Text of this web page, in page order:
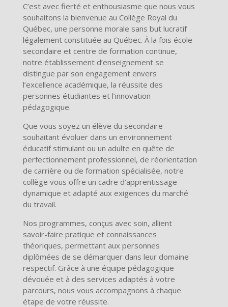
C’est avec fierté et enthousiasme que nous vous
souhaitons la bienvenue au Collège Royal du
Québec, une personne morale sans but lucratif
légalement constituée au Québec. À la fois école
secondaire et centre de formation continue,
notre établissement d’enseignement se
distingue par son engagement envers
l’excellence académique, la réussite des
personnes étudiantes et l’innovation
pédagogique.
Que vous soyez un élève du secondaire
souhaitant évoluer dans un environnement
éducatif stimulant ou un adulte en quête de
perfectionnement professionnel, de réorientation
de carrière ou de formation spécialisée, notre
collège vous offre un cadre d’apprentissage
dynamique et adapté aux exigences du marché
du travail.
Nos programmes, conçus avec soin, allient
savoir-faire pratique et connaissances
théoriques, permettant aux personnes
diplômées de se démarquer dans leur domaine
respectif. Grâce à une équipe pédagogique
dévouée et à des services adaptés à votre
parcours, nous vous accompagnons à chaque
étape de votre réussite.